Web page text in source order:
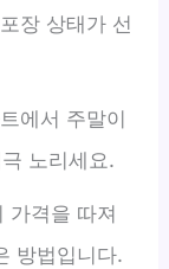
장 상태가 선
에서 주말이
노리세요.
가격을 따져
방법입니다.